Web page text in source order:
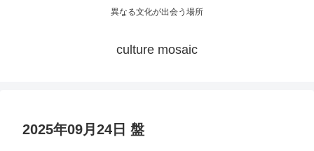
異なる文化が出会う場所
culture mosaic
2025年09月24日 盤